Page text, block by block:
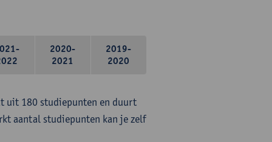
2020-
2021
2019-
2020
uit 180 studiepunten en duurt
aantal studiepunten kan je zelf